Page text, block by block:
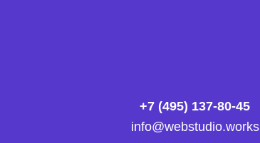
+7 (495) 137-80-45
info@webstudio.works